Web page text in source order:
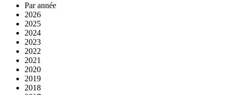
Par année
2026
2025
2024
2023
2022
2021
2020
2019
2018